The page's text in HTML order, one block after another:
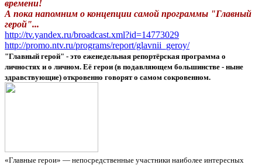
времени!
А пока напомним о концепции самой программы "Главный
герой"...
http://tv.yandex.ru/broadcast.xml?id=14773029
http://promo.ntv.ru/programs/report/glavnii_geroy/
"Главный герой" - это еженедельная репортёрская программа о
личностях и о личном. Её герои (в подавляющем большинстве - ныне
здравствующие) откровенно говорят о самом сокровенном.
«Главные герои» — непосредственные участники наиболее интересных